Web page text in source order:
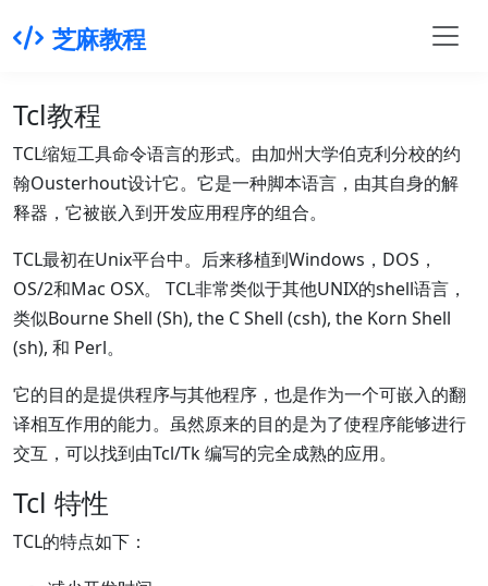
芝麻教程
Tcl教程
TCL缩短工具命令语言的形式。由加州大学伯克利分校的约
翰Ousterhout设计它。它是一种脚本语言，由其自身的解
释器，它被嵌入到开发应用程序的组合。
TCL最初在Unix平台中。后来移植到Windows，DOS，
OS/2和Mac OSX。 TCL非常类似于其他UNIX的shell语言，
类似Bourne Shell (Sh), the C Shell (csh), the Korn Shell
(sh), 和 Perl。
它的目的是提供程序与其他程序，也是作为一个可嵌入的翻
译相互作用的能力。虽然原来的目的是为了使程序能够进行
交互，可以找到由Tcl/Tk 编写的完全成熟的应用。
Tcl 特性
TCL的特点如下：